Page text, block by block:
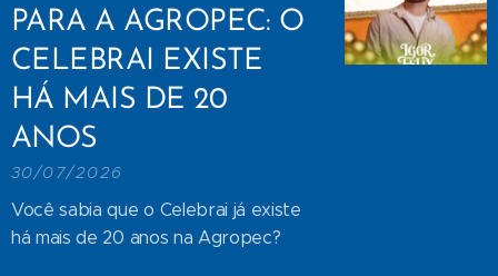
PARA A AGROPEC: O
CELEBRAI EXISTE
HÁ MAIS DE 20
ANOS
30/07/2026
Você sabia que o Celebrai já existe
há mais de 20 anos na Agropec?